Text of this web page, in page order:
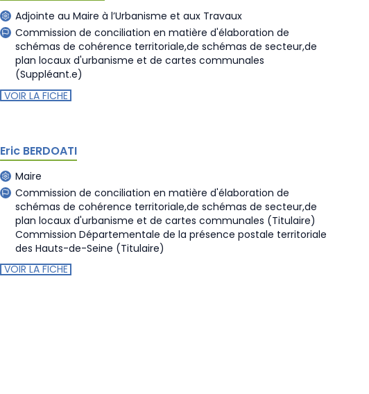
Adjointe au Maire à l’Urbanisme et aux Travaux
Commission de conciliation en matière d'élaboration de
schémas de cohérence territoriale,de schémas de secteur,de
plan locaux d'urbanisme et de cartes communales
(Suppléant.e)
VOIR LA FICHE
Eric BERDOATI
Maire
Commission de conciliation en matière d'élaboration de
schémas de cohérence territoriale,de schémas de secteur,de
plan locaux d'urbanisme et de cartes communales (Titulaire)
Commission Départementale de la présence postale territoriale
des Hauts-de-Seine (Titulaire)
VOIR LA FICHE